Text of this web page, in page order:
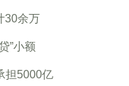
30余万
”小额
担5000亿